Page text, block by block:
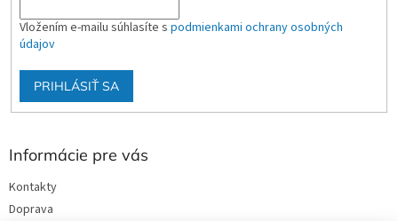
Vložením e-mailu súhlasíte s podmienkami ochrany osobných
údajov
PRIHLÁSIŤ SA
Informácie pre vás
Kontakty
Doprava